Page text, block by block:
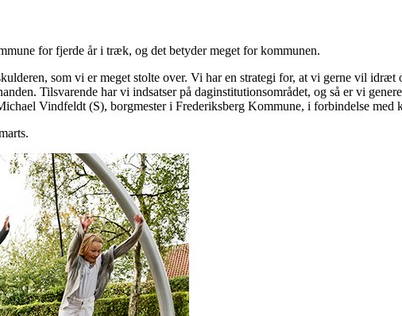
for fjerde år i træk, og det betyder meget for kommunen.
som vi er meget stolte over. Vi har en strategi for, at vi gerne vil
Tilsvarende har vi indsatser på daginstitutionsområdet, og så er vi
Vindfeldt (S), borgmester i Frederiksberg Kommune, i forbindelse med